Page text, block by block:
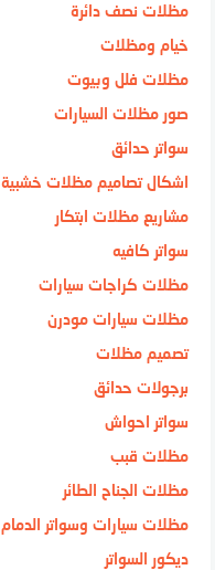
مظلات نصف دائرة
خيام ومظلات
مظلات فلل وبيوت
صور مظلات السيارات
سواتر حدائق
اشكال تصاميم مظلات خشبية
مشاريع مظلات ابتكار
سواتر كافيه
مظلات كراجات سيارات
مظلات سيارات مودرن
تصميم مظلات
برجولات حدائق
سواتر احواش
مظلات قبب
مظلات الجناح الطائر
مظلات سيارات وسواتر الدمام
ديكور السواتر